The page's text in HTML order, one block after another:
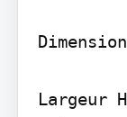
Largeur